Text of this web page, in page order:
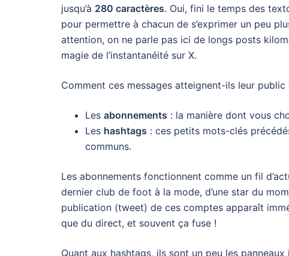
jusqu’à 280 caractères. Oui, fini le temps des
pour permettre à chacun de s’exprimer un peu
attention, on ne parle pas ici de longs posts
magie de l’instantanéité sur X.
Comment ces messages atteignent-ils leur
Les abonnements : la manière dont vous
Les hashtags : ces petits mots-clés
communs.
Les abonnements fonctionnent comme un fil
dernier club de foot à la mode, d’une star du
publication (tweet) de ces comptes apparaît
que du direct, et souvent ça fuse !
Quant aux hashtags, ils sont un peu les